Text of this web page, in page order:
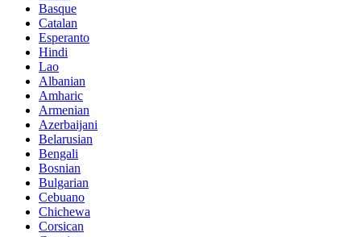
Basque
Catalan
Esperanto
Hindi
Lao
Albanian
Amharic
Armenian
Azerbaijani
Belarusian
Bengali
Bosnian
Bulgarian
Cebuano
Chichewa
Corsican